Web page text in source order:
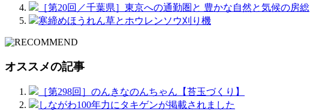
［第20回／千葉県］東京への通勤圏と 豊かな自然と気候の房総
寒締めほうれん草とホウレンソウ刈り機
オススメの記事
［第298回］のんきなのんちゃん【苔玉づくり】
しながわ100年力にタキゲンが掲載されました